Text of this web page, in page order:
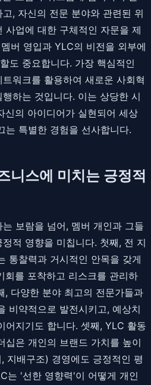
, 자신의 전문 분야와 관련된 위
사업에 대한 구체적인 자문을 제
버 영입과 YLC의 비전을 외부에
도 중요합니다. 가장 핵심적인
워크를 활용하여 새로운 사회혁
하는 것입니다. 이는 상당한 시
신의 아이디어가 실현되어 세상
는 특별한 경험을 선사합니다.
니스에 미치는 긍정적
보람을 넘어, 멤버 개인과 그들
적 영향을 미칩니다. 첫째, 전 지
통찰력과 거시적인 안목을 갖게
회를 포착하고 리스크를 관리하
, 다양한 분야 최고의 전문가들과
비약적으로 발전시키고, 예상치
어지기도 합니다. 셋째, YLC 활동
십은 개인의 브랜드 가치를 높이
지배구조) 경영에도 긍정적인 평
는 '선한 영향력'이 어떻게 개인